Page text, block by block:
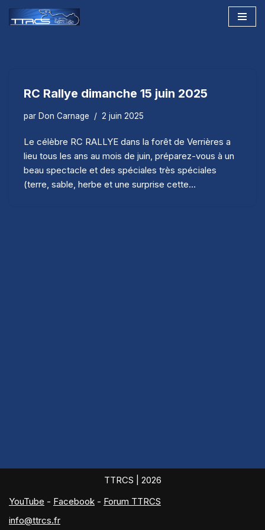
RC Rallye dimanche 15 juin 2025
par Don Carnage 2 juin 2025
Le célèbre RC RALLYE dans la forêt de Verrières a
lieu tous les ans au mois de juin, préparez-vous à un
beau spectacle et des spéciales très spéciales
(terre, sable, herbe et une surprise cette…
TTRCS | 2026
YouTube - Facebook - Forum TTRCS
info@ttrcs.fr